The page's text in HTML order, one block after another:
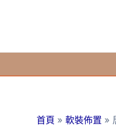
要
首頁 軟裝佈置